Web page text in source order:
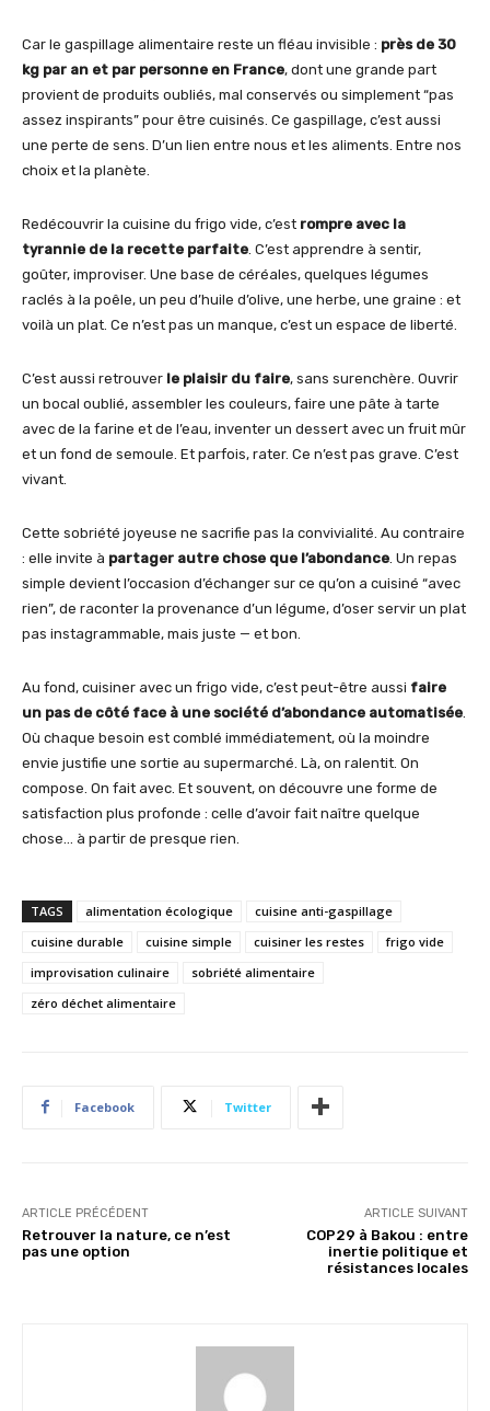
Car le gaspillage alimentaire reste un fléau invisible : près de 30
kg par an et par personne en France, dont une grande part
provient de produits oubliés, mal conservés ou simplement “pas
assez inspirants” pour être cuisinés. Ce gaspillage, c’est aussi
une perte de sens. D’un lien entre nous et les aliments. Entre nos
choix et la planète.
Redécouvrir la cuisine du frigo vide, c’est rompre avec la
tyrannie de la recette parfaite . C’est apprendre à sentir,
goûter, improviser. Une base de céréales, quelques légumes
raclés à la poêle, un peu d’huile d’olive, une herbe, une graine : et
voilà un plat. Ce n’est pas un manque, c’est un espace de liberté.
C’est aussi retrouver le plaisir du faire, sans surenchère. Ouvrir
un bocal oublié, assembler les couleurs, faire une pâte à tarte
avec de la farine et de l’eau, inventer un dessert avec un fruit mûr
et un fond de semoule. Et parfois, rater. Ce n’est pas grave. C’est
vivant.
Cette sobriété joyeuse ne sacrifie pas la convivialité. Au contraire
: elle invite à partager autre chose que l’abondance . Un repas
simple devient l’occasion d’échanger sur ce qu’on a cuisiné “avec
rien”, de raconter la provenance d’un légume, d’oser servir un plat
pas instagrammable, mais juste — et bon.
Au fond, cuisiner avec un frigo vide, c’est peut-être aussi faire
un pas de côté face à une société d’abondance automatisée
Où chaque besoin est comblé immédiatement, où la moindre
envie justifie une sortie au supermarché. Là, on ralentit. On
compose. On fait avec. Et souvent, on découvre une forme de
satisfaction plus profonde : celle d’avoir fait naître quelque
chose… à partir de presque rien.
TAGS alimentation écologique
cuisine anti-gaspillage
cuisine durable
cuisine simple cuisiner les restes
frigo vide
improvisation culinaire
sobriété alimentaire
zéro déchet alimentaire
Facebook Twitter
ARTICLE PRÉCÉDENT
Retrouver la nature, ce n’est
pas une option
ARTICLE SUIVANT
COP29 à Bakou : entre
inertie politique et
résistances locales